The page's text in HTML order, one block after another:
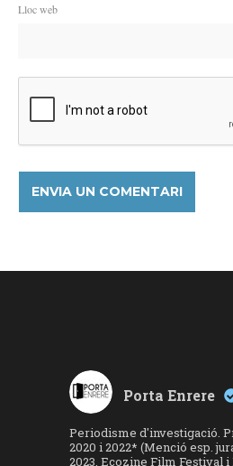
Lloc web
Porta Enrere
Periodisme d'investigació.
2020 i 2022* (Menció esp.
2023, Ecozine Film Festival